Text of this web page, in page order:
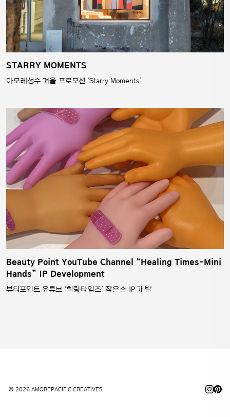
STARRY MOMENTS
아모레성수 겨울 프로모션 ‘Starry Moments’
Beauty Point YouTube Channel “Healing Times-Mini
Hands” IP Development
뷰티포인트 유튜브 ‘힐링타임즈’ 작은손 IP 개발
© 2026 AMOREPACIFIC CREATIVES